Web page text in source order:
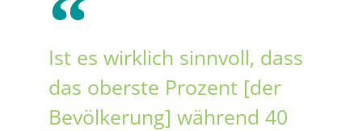
Ist es wirklich sinnvoll, dass
das oberste Prozent [der
Bevölkerung] während 40